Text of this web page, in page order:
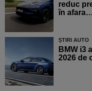
reduc
în
ȘTIRI AUTO
BMW i3
2026 de